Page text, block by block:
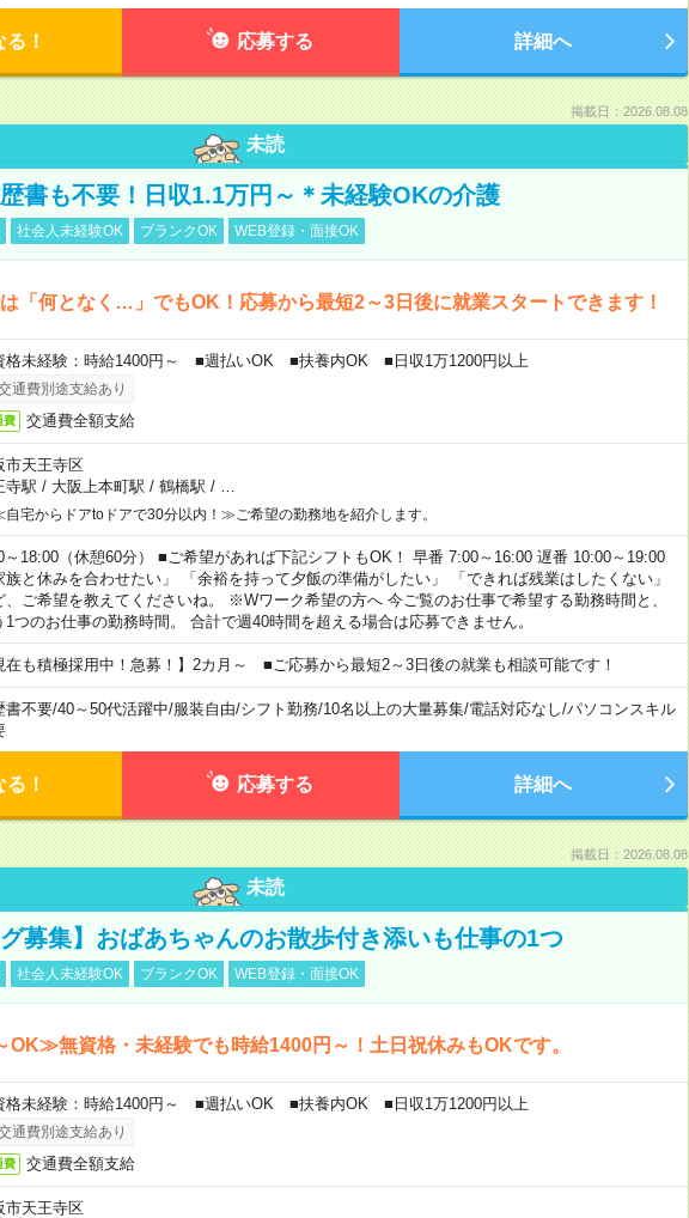
！ 応募する 詳細へ
掲載日：2026.08.08
未読
書も不要！日収1.1万円～＊未経験OKの介護
社会人未経験OK ブランクOK WEB登録・面接OK
「何となく…」でもOK！応募から最短2～3日後に就業スタートできます！
格未経験：時給1400円～ ■週払いOK ■扶養内OK ■日収1万1200円以上
通費別途支給あり
費 交通費全額支給
市天王寺区
寺駅 / 大阪上本町駅 / 鶴橋駅 /
宅からドアtoドアで30分以内！≫ご希望の勤務地を紹介します。
～18:00（休憩60分） ■ご希望があれば下記シフトもOK！ 早番 7:00～16:00 遅番 10:00～19:00
族と休みを合わせたい」 「余裕を持って夕飯の準備がしたい」 「できれば残業はしたくない」
、ご希望を教えてくださいね。 ※Wワーク希望の方へ 今ご覧のお仕事で希望する勤務時間と、
1つのお仕事の勤務時間。 合計で週40時間を超える場合は応募できません。
在も積極採用中！急募！】2カ月～ ■ご応募から最短2～3日後の就業も相談可能です！
書不要/40～50代活躍中/服装自由/シフト勤務/10名以上の大量募集/電話対応なし/パソコンスキル
！ 応募する 詳細へ
掲載日：2026.08.08
未読
グ募集】おばあちゃんのお散歩付き添いも仕事の1つ
社会人未経験OK ブランクOK WEB登録・面接OK
無資格・未経験でも時給1400円～！土日祝休みもOKです。
格未経験：時給1400円～ ■週払いOK ■扶養内OK ■日収1万1200円以上
通費別途支給あり
費 交通費全額支給
市天王寺区